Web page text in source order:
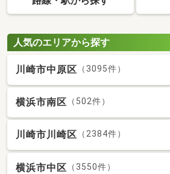
人気のエリアから探す
川崎市中原区 （3095件）
横浜市南区 （502件）
川崎市川崎区 （2384件）
横浜市中区 （3550件）